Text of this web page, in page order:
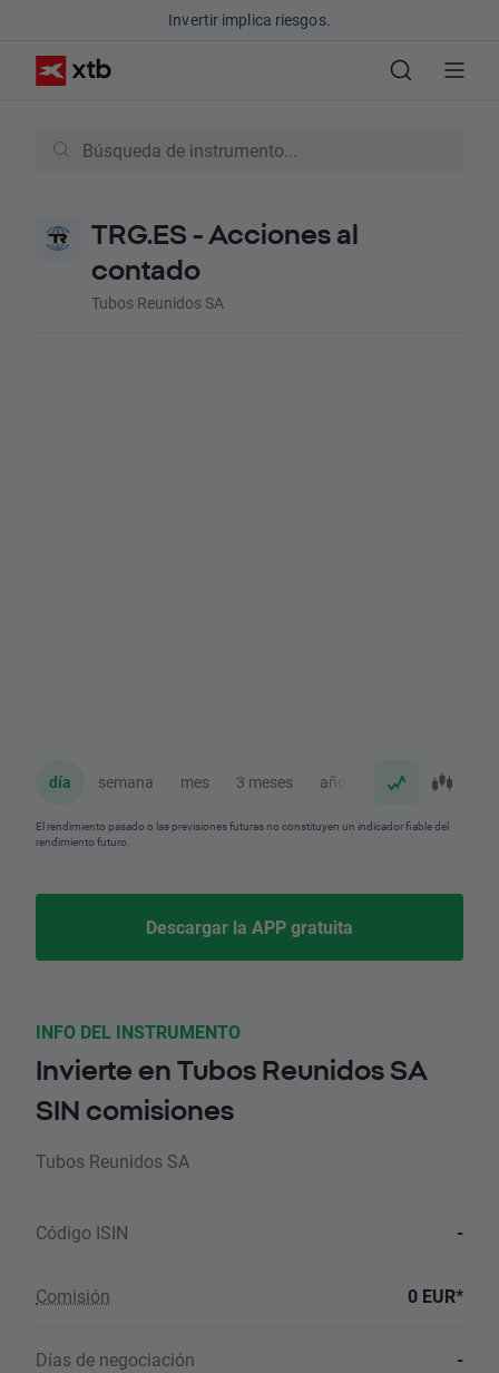
Invertir implica riesgos.
TRG.ES - Acciones al
contado
Tubos Reunidos SA
día semana mes 3 meses año
El rendimiento pasado o las previsiones futuras no constituyen un indicador fiable del
rendimiento futuro.
Descargar la APP gratuita
INFO DEL INSTRUMENTO
Invierte en Tubos Reunidos SA
SIN comisiones
Tubos Reunidos SA
Código ISIN -
Comisión 0 EUR*
Días de negociación -